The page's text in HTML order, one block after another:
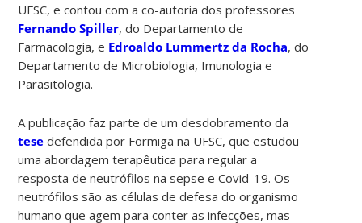
UFSC, e contou com a co-autoria dos professores
Fernando Spiller, do Departamento de
Farmacologia, e Edroaldo Lummertz da Rocha, do
Departamento de Microbiologia, Imunologia e
Parasitologia.
A publicação faz parte de um desdobramento da
tese defendida por Formiga na UFSC, que estudou
uma abordagem terapêutica para regular a
resposta de neutrófilos na sepse e Covid-19. Os
neutrófilos são as células de defesa do organismo
humano que agem para conter as infecções, mas